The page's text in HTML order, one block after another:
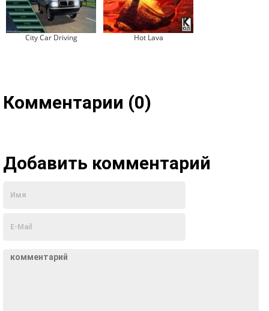
City Car Driving Hot Lava
Комментарии (0)
Добавить комментарий